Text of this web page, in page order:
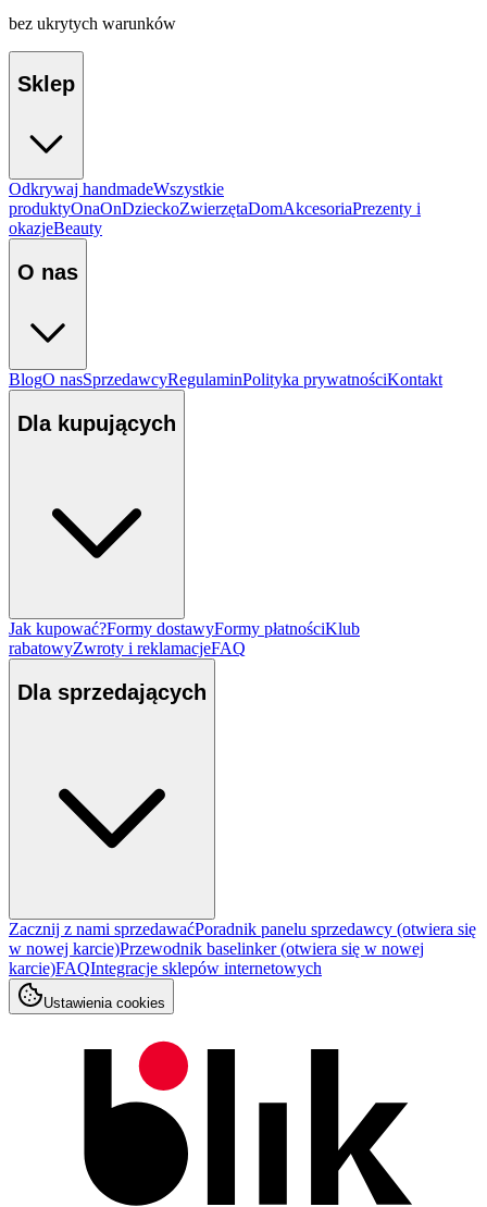
bez ukrytych warunków
Sklep
Odkrywaj handmadeWszystkie
produktyOnaOnDzieckoZwierzętaDomAkcesoriaPrezenty i
okazjeBeauty
O nas
BlogO nasSprzedawcyRegulaminPolityka prywatnościKontakt
Dla kupujących
Jak kupować?Formy dostawyFormy płatnościKlub
rabatowyZwroty i reklamacjeFAQ
Dla sprzedających
Zacznij z nami sprzedawaćPoradnik panelu sprzedawcy (otwiera się
w nowej karcie)Przewodnik baselinker(otwiera się w nowej
karcie)FAQIntegracje sklepów internetowych
Ustawienia cookies